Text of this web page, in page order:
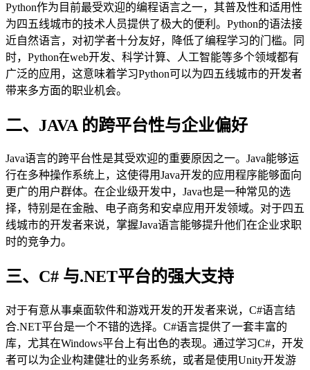
Python作为目前最受欢迎的编程语言之一，其普及性和适用性
为四五线城市的技术人员提供了极大的便利。Python的语法接
近自然语言，对初学者十分友好，降低了编程学习的门槛。同
时，Python在web开发、科学计算、人工智能等多个领域都有
广泛的应用，这意味着学习Python可以为四五线城市的开发者
带来多方面的职业机会。
二、JAVA 的跨平台性与企业偏好
Java语言的跨平台性是其受欢迎的重要原因之一。Java能够运
行在多种操作系统上，这使得用Java开发的应用程序能够面向
更广的用户群体。在企业级开发中，Java也是一种常见的选
择，特别是在金融、电子商务和安卓应用开发领域。对于四五
线城市的开发者来说，掌握Java语言能够提升他们在企业求职
时的竞争力。
三、C# 与.NET平台的强大支持
对于有意从事桌面软件和游戏开发的开发者来说，C#语言结
合.NET平台是一个不错的选择。C#语言提供了一套丰富的
库，尤其在Windows平台上有出色的表现。通过学习C#，开发
者可以为企业构建健壮的业务系统，或者是使用Unity开发游